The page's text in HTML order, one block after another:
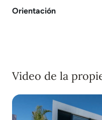
Orientación
Video de la